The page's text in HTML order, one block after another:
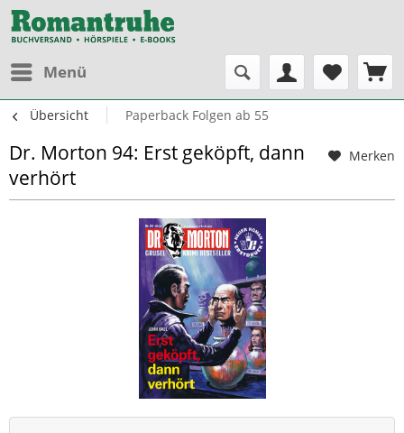
Menü
Übersicht Paperback Folgen ab 55
Merken
Dr. Morton 94: Erst geköpft, dann
verhört